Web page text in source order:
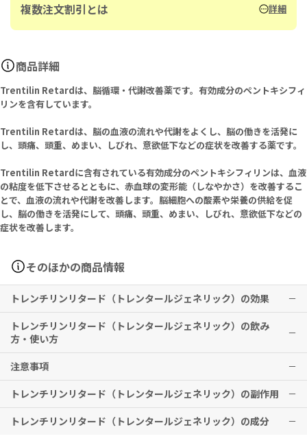
複数注文割引とは 詳細
商品詳細
Trentilin Retardは、脳循環・代謝改善薬です。有効成分のペントキシフィ
リンを含有しています。
Trentilin Retardは、脳の血液の流れや代謝をよくし、脳の働きを活発に
し、頭痛、頭重、めまい、しびれ、意欲低下などの症状を改善する薬です。
Trentilin Retardに含有されている有効成分のペントキシフィリンは、血液
の粘度を低下させるとともに、赤血球の変形能（しなやかさ）を改善するこ
とで、血液の流れや代謝を改善します。脳細胞への酸素や栄養の供給を促
し、脳の働きを活発にして、頭痛、頭重、めまい、しびれ、意欲低下などの
症状を改善します。
そのほかの商品情報
トレンチリンリタード（トレンタールジェネリック）の効果
下記疾患に伴う慢性脳循環障害による諸症状（頭痛、頭重、めまい、
しびれ感および睡眠障害など）の改善
脳梗塞後遺症、脳出血後遺症
※本剤は、日本国内で適応がないため、使用前に必ず医師・歯科医
師・薬剤師にご相談ください。
※効果には個人差がありますことを予めご了承ください。
トレンチリンリタード（トレンタールジェネリック）の飲み
方・使い方
通常、成人には1日1回ペントキシフィリンとして300mg（0.75錠）
を経口投与する。
※本剤は、日本国内で適応がないため、使用前に必ず医師・歯科医
師・薬剤師にご相談ください。
注意事項
服用してすぐに効果は現れませんので、長期に根気よく服用してくだ
さい。
本剤の投与期間は、臨床効果及び副作用の程度を考慮しながら慎重に
トレンチリンリタード（トレンタールジェネリック）の副作用
発疹、蕁麻疹、そう痒感、血小板減少、出血傾向、食欲不振、嘔気・
トレンチリンリタード（トレンタールジェネリック）の成分